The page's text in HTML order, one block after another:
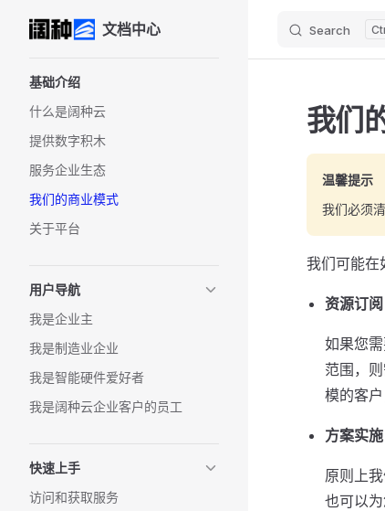
Skip to content文档中心 Search
基础介绍
什么是阔种云
提供数字积木
服务企业生态
我们的商业模式
关于平台
用户导航
我是企业主
我是制造业企业
我是智能硬件爱好者
我是阔种云企业客户的员工
快速上手
访问和获取服务
我们
温馨提示
我们必须
我们可能在
资源订阅
如果您
范围，
模的客
方案实施
原则上
也可以